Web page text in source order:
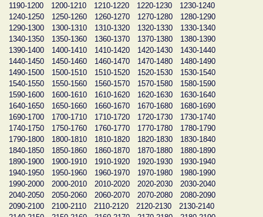
1190-1200
1200-1210 1210-1220 1220-1230
1230-1240
1240-1250
1250-1260 1260-1270 1270-1280
1280-1290
1290-1300
1300-1310 1310-1320 1320-1330
1330-1340
1340-1350
1350-1360 1360-1370 1370-1380
1380-1390
1390-1400
1400-1410 1410-1420 1420-1430
1430-1440
1440-1450
1450-1460 1460-1470 1470-1480
1480-1490
1490-1500
1500-1510 1510-1520 1520-1530
1530-1540
1540-1550
1550-1560 1560-1570 1570-1580
1580-1590
1590-1600
1600-1610 1610-1620 1620-1630
1630-1640
1640-1650
1650-1660 1660-1670 1670-1680
1680-1690
1690-1700
1700-1710 1710-1720 1720-1730
1730-1740
1740-1750
1750-1760 1760-1770 1770-1780
1780-1790
1790-1800
1800-1810 1810-1820 1820-1830
1830-1840
1840-1850
1850-1860 1860-1870 1870-1880
1880-1890
1890-1900
1900-1910 1910-1920 1920-1930
1930-1940
1940-1950
1950-1960 1960-1970 1970-1980
1980-1990
1990-2000
2000-2010 2010-2020 2020-2030
2030-2040
2040-2050
2050-2060 2060-2070 2070-2080
2080-2090
2090-2100
2100-2110 2110-2120 2120-2130
2130-2140